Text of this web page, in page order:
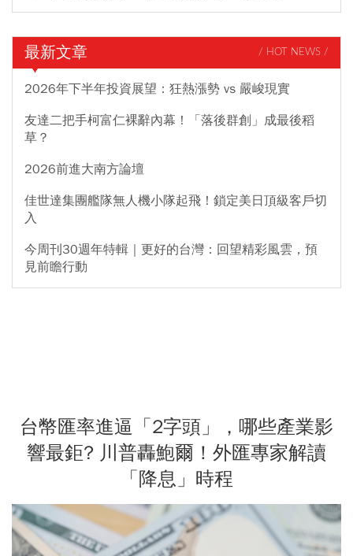
最新文章 / HOT NEWS /
2026年下半年投資展望：狂熱漲勢 vs 嚴峻現實
友達二把手柯富仁裸辭內幕！「落後群創」成最後稻
草？
2026前進大南方論壇
佳世達集團艦隊無人機小隊起飛！鎖定美日頂級客戶切
入
今周刊30週年特輯｜更好的台灣：回望精彩風雲，預
見前瞻行動
台幣匯率進逼「2字頭」，哪些產業影
響最鉅? 川普轟鮑爾！外匯專家解讀
「降息」時程